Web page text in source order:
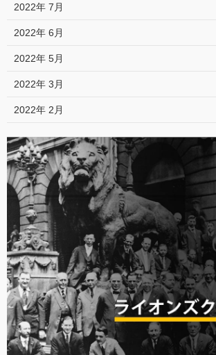
2022年 7月
2022年 6月
2022年 5月
2022年 3月
2022年 2月